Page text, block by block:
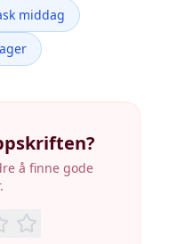
middag
å finne gode